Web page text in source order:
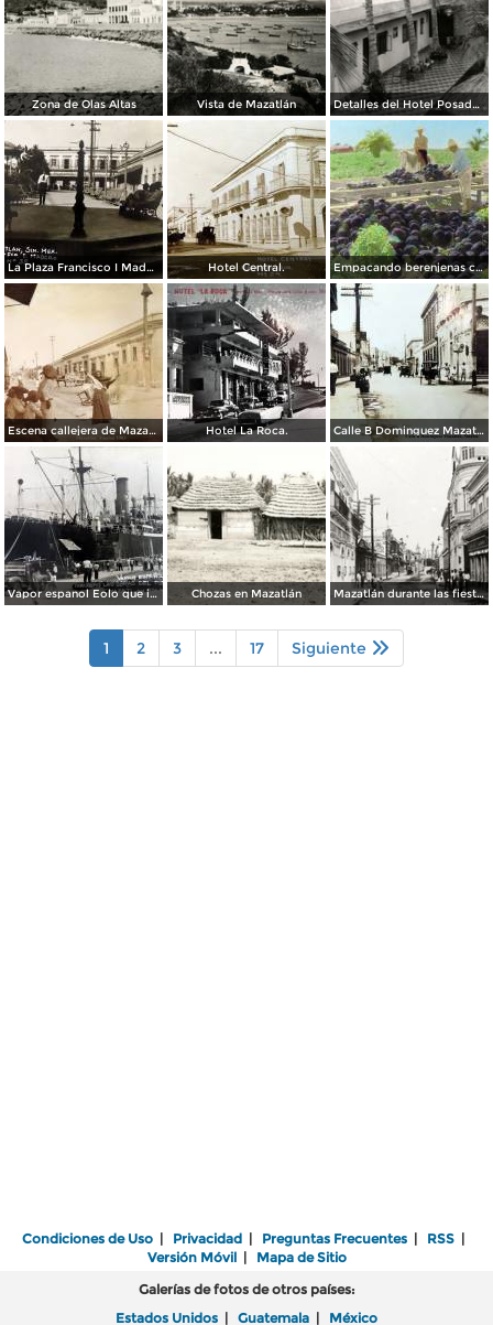
Zona de Olas Altas Vista de Mazatlán Detalles del Hotel Posada Colonial
La Plaza Francisco I Madero. Hotel Central. Empacando berenjenas cerca de Mazatlan 1928
Escena callejera de Mazatlán, Sinaloa 1903. Hotel La Roca. Calle B Dominguez Mazatlán, Sinaloa ( Circulada el 25 de Abril de 1932 ).
Vapor espanol Eolo que ignaguro las obras del puerto. Chozas en Mazatlán Mazatlán durante las fiestas del Centenario de la Independencia (1910)
1 2 3 ... 17 Siguiente
Condiciones de Uso | Privacidad | Preguntas Frecuentes | RSS |
Versión Móvil| Mapa de Sitio
Galerías de fotos de otros países:
Estados Unidos | Guatemala | México